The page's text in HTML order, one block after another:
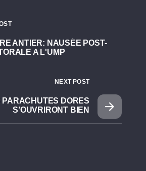
ANTIER: NAUSÉE POST-
A L'UMP
NEXT POST
PARACHUTES DORES
S’OUVRIRONT BIEN